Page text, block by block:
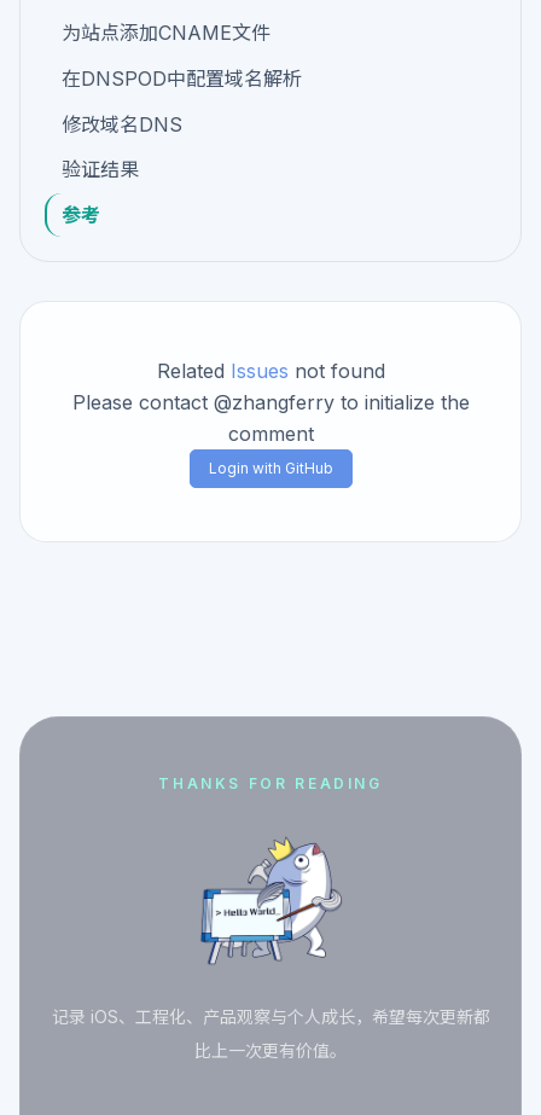
为站点添加CNAME文件
在DNSPOD中配置域名解析
修改域名DNS
验证结果
参考
Related Issues not found
Please contact @zhangferry to initialize the
comment
Login with GitHub
THANKS FOR READING
记录 iOS、工程化、产品观察与个人成长，希望每次更新都
比上一次更有价值。